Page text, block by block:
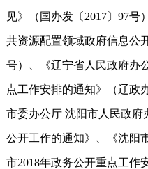
见》（国办发〔2017〕97
共资源配置领域政府信息公
号）、《辽宁省人民政府办
点工作安排的通知》（辽政
市委办公厅 沈阳市人民政
公开工作的通知》、《沈阳
市2018年政务公开重点工作